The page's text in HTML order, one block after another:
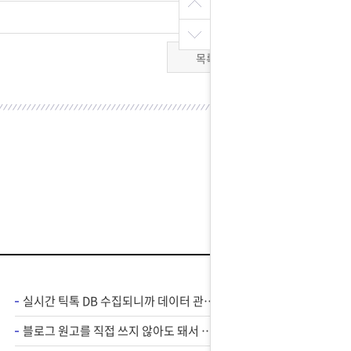
목록
실시간 틱톡 DB 수집되니까 데이터 관리가 편해졌어요
블로그 원고를 직접 쓰지 않아도 돼서 손 덜 가고 편해요 !